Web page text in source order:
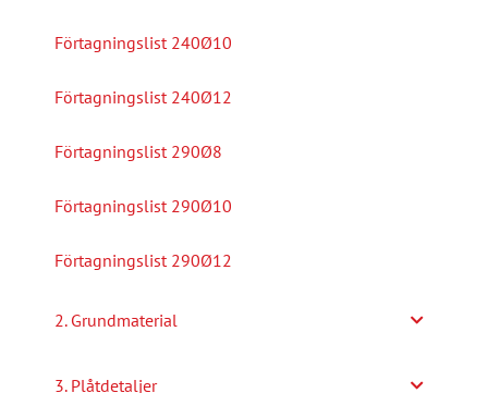
Förtagningslist 240Ø10
Förtagningslist 240Ø12
Förtagningslist 290Ø8
Förtagningslist 290Ø10
Förtagningslist 290Ø12
2. Grundmaterial
3. Plåtdetaljer